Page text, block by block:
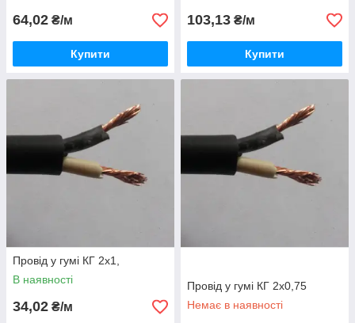
64,02 ₴/м
Купити
103,13 ₴/м
Купити
Провід у гумі КГ 2х1,
В наявності
34,02 ₴/м
Провід у гумі КГ 2х0,75
Немає в наявності